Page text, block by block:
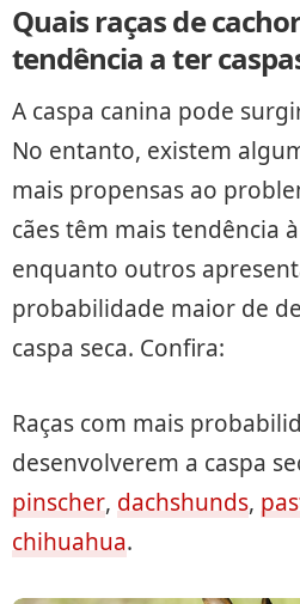
Quais raças de
tendência a ter
A caspa canina pode
No entanto, existem
mais propensas ao
cães têm mais tendência
enquanto outros
probabilidade maior de
caspa seca. Confira:
Raças com mais
desenvolverem a caspa
pinscher, dachshunds,
chihuahua.